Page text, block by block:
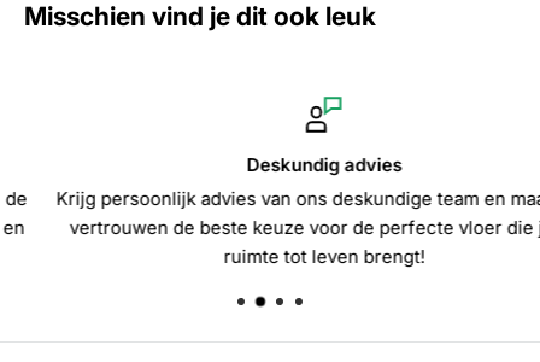
Misschien vind je dit ook leuk
Deskundig advies
Krijg persoonlijk advies van ons deskundige team en maak met
vertrouwen de beste keuze voor de perfecte vloer die jouw
ruimte tot leven brengt!